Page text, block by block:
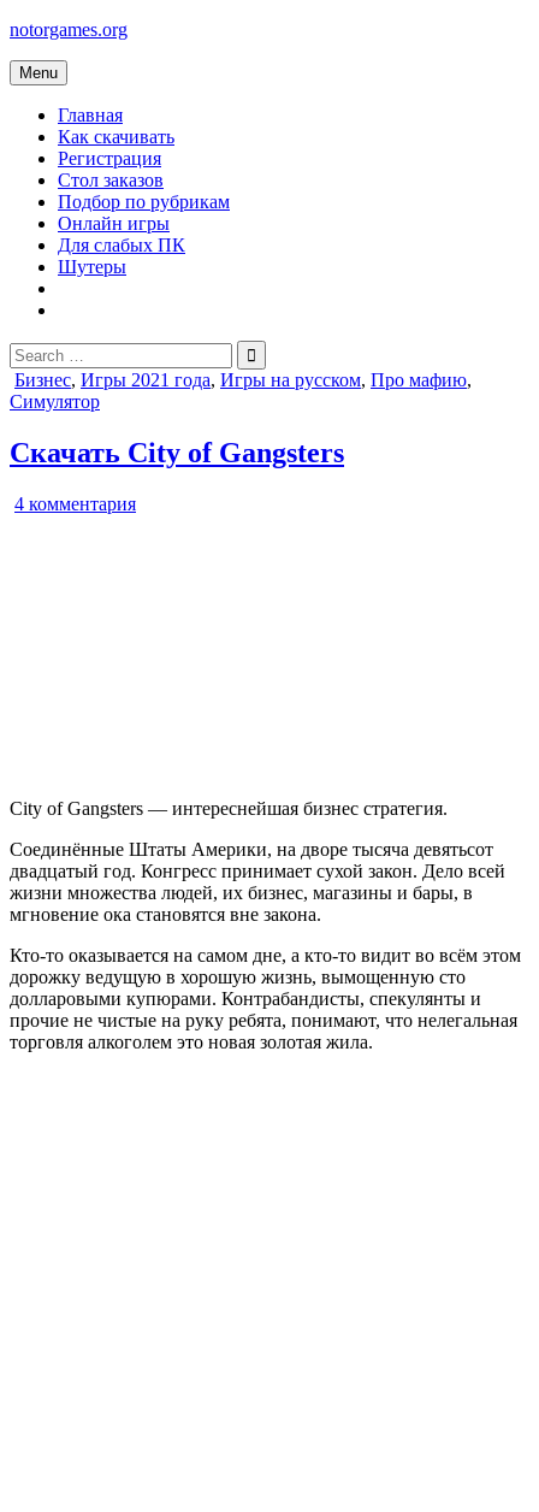
Skip
content
notorgames.org
Menu
Главная
Как скачивать
Регистрация
Стол заказов
Подбор по рубрикам
Онлайн игры
Для слабых ПК
Шутеры
Search
for:
Posted
in
Бизнес, Игры 2021 года, Игры на русском, Про мафию,
Симулятор
Скачать City of Gangsters
4 комментарияк
City of Gangsters — интереснейшая бизнес стратегия.
Соединённые Штаты Америки, на дворе тысяча девятьсот
двадцатый год. Конгресс принимает сухой закон. Дело всей
жизни множества людей, их бизнес, магазины и бары, в
мгновение ока становятся вне закона.
Кто-то оказывается на самом дне, а кто-то видит во всём этом
дорожку ведущую в хорошую жизнь, вымощенную сто
долларовыми купюрами. Контрабандисты, спекулянты и
прочие не чистые на руку ребята, понимают, что нелегальная
торговля алкоголем это новая золотая жила.